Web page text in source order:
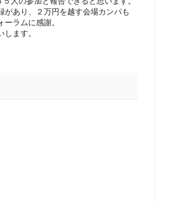
あり、２万円を越す会場カンパも
ラムに感謝。
ます。